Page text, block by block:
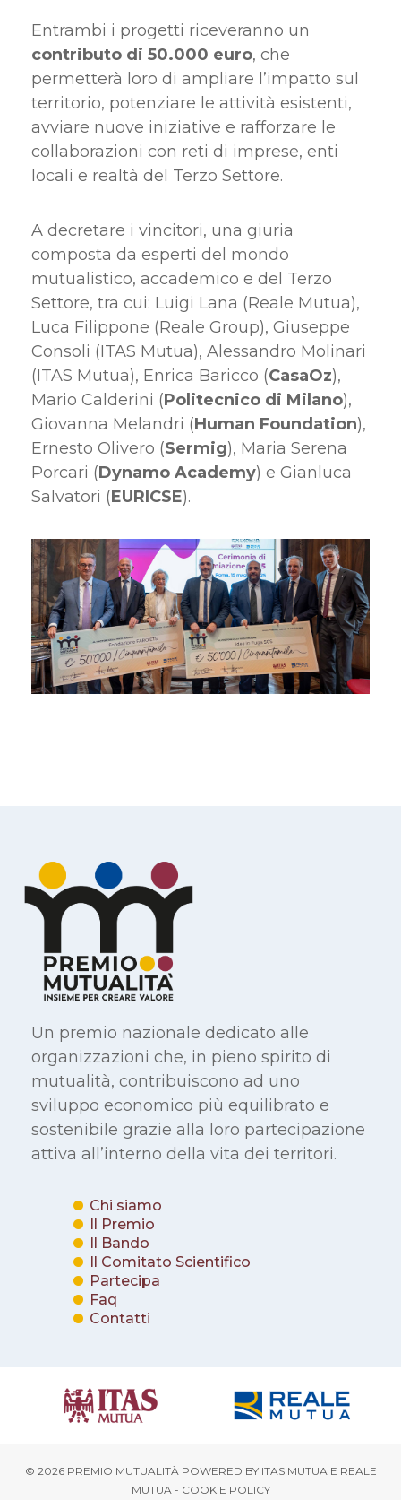
Entrambi i progetti riceveranno un
contributo di 50.000 euro, che
permetterà loro di ampliare l’impatto sul
territorio, potenziare le attività esistenti,
avviare nuove iniziative e rafforzare le
collaborazioni con reti di imprese, enti
locali e realtà del Terzo Settore.
A decretare i vincitori, una giuria
composta da esperti del mondo
mutualistico, accademico e del Terzo
Settore, tra cui: Luigi Lana (Reale Mutua),
Luca Filippone (Reale Group), Giuseppe
Consoli (ITAS Mutua), Alessandro Molinari
(ITAS Mutua), Enrica Baricco (CasaOz),
Mario Calderini (Politecnico di Milano),
Giovanna Melandri (Human Foundation),
Ernesto Olivero (Sermig), Maria Serena
Porcari (Dynamo Academy) e Gianluca
Salvatori (EURICSE).
Un premio nazionale dedicato alle
organizzazioni che, in pieno spirito di
mutualità, contribuiscono ad uno
sviluppo economico più equilibrato e
sostenibile grazie alla loro partecipazione
attiva all’interno della vita dei territori.
Chi siamo
Il Premio
Il Bando
Il Comitato Scientifico
Partecipa
Faq
Contatti
© 2026 PREMIO MUTUALITÀ POWERED BY ITAS MUTUAE REALE
MUTUA- COOKIE POLICY